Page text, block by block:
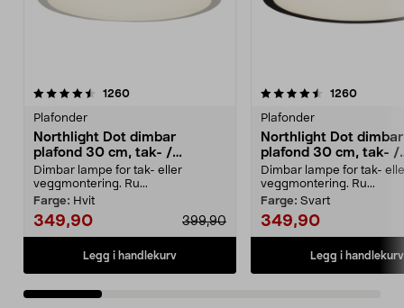
1260anmeldelser
Plafonder
Northlight Dot dimbar
plafond 30 cm, tak- /
vegglampe
Dimbar lampe for tak- eller
veggmontering. Ru...
Farge: Hvit
349,90 399,90
Legg i handlekurv
4.5 av 5 stjerner 1260
Plafonder
Northlight Dot dimbar
plafond 30 cm, tak- /
vegglampe
Dimbar lampe for tak-
veggmontering. Ru...
Farge: Svart
349,90
Legg i handlekurv
4.5 av 5 stjerner